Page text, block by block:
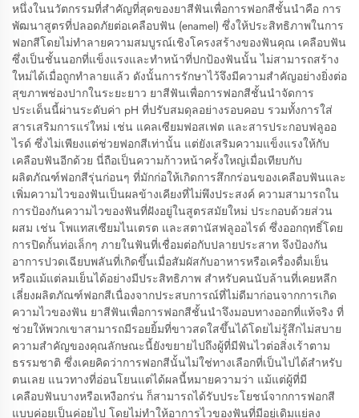
หนึ่งในนวัตกรรมที่สำคัญที่สุดของยาสีฟันเพื่อการฟอกสีชั้นนำคือ การ
พัฒนาสูตรที่ปลอดภัยต่อเคลือบฟัน (enamel) ซึ่งให้ประสิทธิภาพในการ
ฟอกสีโดยไม่ทำลายความสมบูรณ์เชิงโครงสร้างของฟันคุณ เคลือบฟัน
ซึ่งเป็นชั้นนอกที่แข็งแรงและทำหน้าที่ปกป้องฟันนั้น ไม่สามารถสร้าง
ใหม่ได้เมื่อถูกทำลายแล้ว ดังนั้นการรักษาไว้จึงมีความสำคัญอย่างยิ่งต่อ
สุขภาพช่องปากในระยะยาว ยาสีฟันเพื่อการฟอกสีชั้นนำจัดการ
ประเด็นนี้ผ่านระดับค่า pH ที่ปรับสมดุลอย่างรอบคอบ รวมทั้งการใส่
สารเสริมการแร่ใหม่ เช่น แคลเซียมฟอสเฟต และสารประกอบฟลูออ
ไรด์ ซึ่งไม่เพียงแต่ช่วยฟอกสีเท่านั้น แต่ยังเสริมความแข็งแรงให้กับ
เคลือบฟันอีกด้วย นี่ถือเป็นความก้าวหน้าครั้งใหญ่เมื่อเทียบกับ
ผลิตภัณฑ์ฟอกสีรุ่นก่อนๆ ที่มักก่อให้เกิดการสึกกร่อนของเคลือบฟันและ
เพิ่มความไวของฟันเป็นผลข้างเคียงที่ไม่พึงประสงค์ ความสามารถใน
การป้องกันความไวของฟันที่ฝังอยู่ในสูตรสมัยใหม่ ประกอบด้วยส่วน
ผสม เช่น โพแทสเซียมไนเตรต และสตานัสฟลูออไรด์ ซึ่งออกฤทธิ์โดย
การปิดกั้นท่อเล็กๆ ภายในฟันที่เชื่อมต่อกับปลายประสาท จึงป้องกัน
อาการปวดเฉียบพลันที่เกิดขึ้นเมื่อสัมผัสกับอาหารหรือเครื่องดื่มเย็น
หรือแม้แต่ลมเย็นได้อย่างมีประสิทธิภาพ สำหรับคนนับล้านที่เคยหลีก
เลี่ยงผลิตภัณฑ์ฟอกสีเนื่องจากประสบการณ์ที่ไม่ดีมาก่อนจากการเกิด
ความไวของฟัน ยาสีฟันเพื่อการฟอกสีชั้นนำจึงมอบทางออกที่แท้จริง ที่
ช่วยให้พวกเขาสามารถมีรอยยิ้มที่ขาวสดใสขึ้นได้โดยไม่รู้สึกไม่สบาย
ความสำคัญของคุณลักษณะนี้ยังขยายไปถึงผู้ที่มีฟันไวต่อสิ่งเร้าตาม
ธรรมชาติ ซึ่งเคยคิดว่าการฟอกสีนั้นไม่ใช่ทางเลือกที่เป็นไปได้สำหรับ
ตนเลย แนวทางที่อ่อนโยนแต่ได้ผลนี้หมายความว่า แม้แต่ผู้ที่มี
เคลือบฟันบางหรือเหงือกร่น ก็สามารถได้รับประโยชน์จากการฟอกสี
แบบค่อยเป็นค่อยไป โดยไม่ทำให้อาการไวของฟันที่มีอยู่เดิมแย่ลง